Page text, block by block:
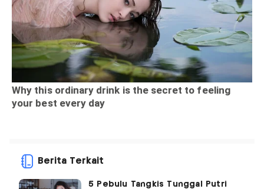
Berita Terkait
5 Pebulu Tangkis Tunggal Putri